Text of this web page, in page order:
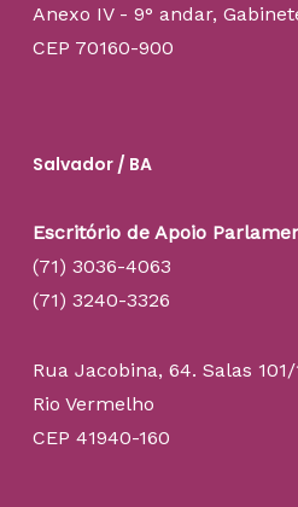
Anexo IV - 9° andar,
CEP 70160-900
Salvador / BA
Escritório de Apoio
(71) 3036-4063
(71) 3240-3326
Rua Jacobina, 64. Salas
Rio Vermelho
CEP 41940-160